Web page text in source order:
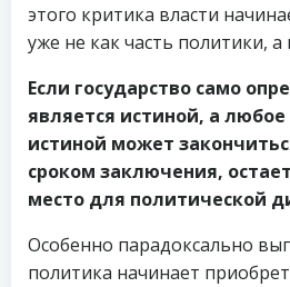
этого критика власти
уже не как часть политики, а
Если государство само
является истиной, а любое
истиной может
сроком заключения,
место для политической
Особенно парадоксально
политика начинает